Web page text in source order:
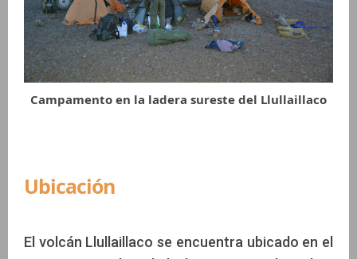
Campamento en la ladera sureste del Llullaillaco
Ubicación
El volcán Llullaillaco se encuentra ubicado en el